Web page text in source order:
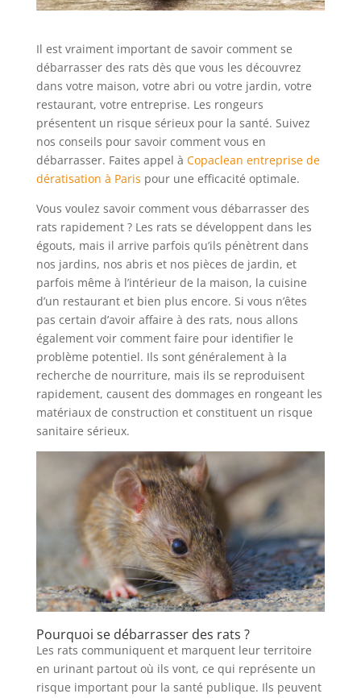
Il est vraiment important de savoir comment se
débarrasser des rats dès que vous les découvrez
dans votre maison, votre abri ou votre jardin, votre
restaurant, votre entreprise. Les rongeurs
présentent un risque sérieux pour la santé. Suivez
nos conseils pour savoir comment vous en
débarrasser. Faites appel à Copaclean entreprise de
dératisation à Paris pour une efficacité optimale.
Vous voulez savoir comment vous débarrasser des
rats rapidement ? Les rats se développent dans les
égouts, mais il arrive parfois qu’ils pénètrent dans
nos jardins, nos abris et nos pièces de jardin, et
parfois même à l’intérieur de la maison, la cuisine
d’un restaurant et bien plus encore. Si vous n’êtes
pas certain d’avoir affaire à des rats, nous allons
également voir comment faire pour identifier le
problème potentiel. Ils sont généralement à la
recherche de nourriture, mais ils se reproduisent
rapidement, causent des dommages en rongeant les
matériaux de construction et constituent un risque
sanitaire sérieux.
Pourquoi se débarrasser des rats ?
Les rats communiquent et marquent leur territoire
en urinant partout où ils vont, ce qui représente un
risque important pour la santé publique. Ils peuvent